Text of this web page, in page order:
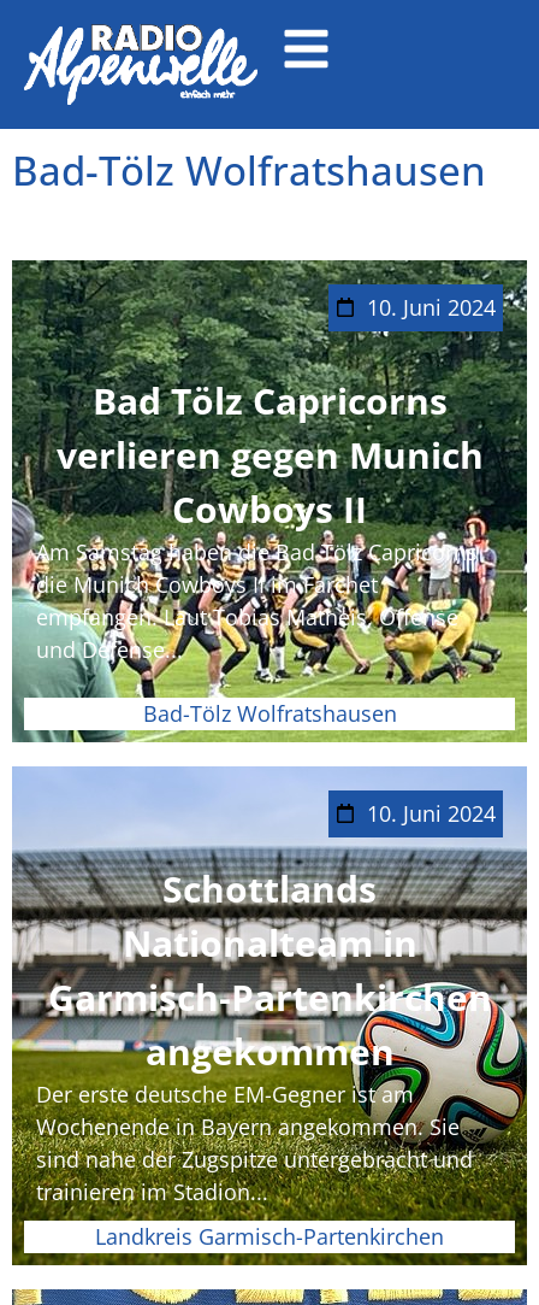
Bad-Tölz Wolfratshausen
10. Juni 2024
Bad Tölz Capricorns
verlieren gegen Munich
Cowboys II
Am Samstag haben die Bad Tölz Capricorns
die Munich Cowboys II im Farchet
empfangen. Laut Tobias Matheis, Offense
und Defense...
Bad-Tölz Wolfratshausen
10. Juni 2024
Schottlands
Nationalteam in
Garmisch-Partenkirchen
angekommen
Der erste deutsche EM-Gegner ist am
Wochenende in Bayern angekommen. Sie
sind nahe der Zugspitze untergebracht und
trainieren im Stadion...
Landkreis Garmisch-Partenkirchen